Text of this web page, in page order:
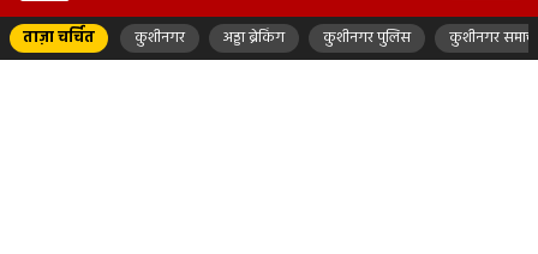
ताज़ा चर्चित कुशीनगर अड्डा ब्रेकिंग कुशीनगर पुलिस कुशीनगर